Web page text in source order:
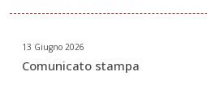
13 Giugno 2026
Comunicato stampa